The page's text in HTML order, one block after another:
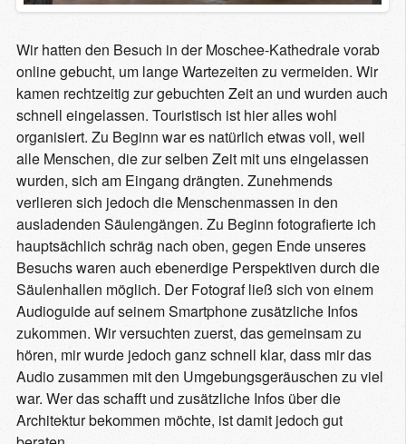
Wir hatten den Besuch in der Moschee-Kathedrale vorab
online gebucht, um lange Wartezeiten zu vermeiden. Wir
kamen rechtzeitig zur gebuchten Zeit an und wurden auch
schnell eingelassen. Touristisch ist hier alles wohl
organisiert. Zu Beginn war es natürlich etwas voll, weil
alle Menschen, die zur selben Zeit mit uns eingelassen
wurden, sich am Eingang drängten. Zunehmends
verlieren sich jedoch die Menschenmassen in den
ausladenden Säulengängen. Zu Beginn fotografierte ich
hauptsächlich schräg nach oben, gegen Ende unseres
Besuchs waren auch ebenerdige Perspektiven durch die
Säulenhallen möglich. Der Fotograf ließ sich von einem
Audioguide auf seinem Smartphone zusätzliche Infos
zukommen. Wir versuchten zuerst, das gemeinsam zu
hören, mir wurde jedoch ganz schnell klar, dass mir das
Audio zusammen mit den Umgebungsgeräuschen zu viel
war. Wer das schafft und zusätzliche Infos über die
Architektur bekommen möchte, ist damit jedoch gut